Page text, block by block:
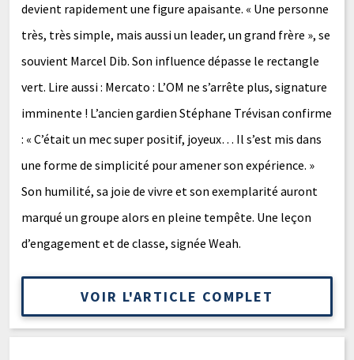
devient rapidement une figure apaisante. « Une personne
très, très simple, mais aussi un leader, un grand frère », se
souvient Marcel Dib. Son influence dépasse le rectangle
vert. Lire aussi : Mercato : L’OM ne s’arrête plus, signature
imminente ! L’ancien gardien Stéphane Trévisan confirme
: « C’était un mec super positif, joyeux… Il s’est mis dans
une forme de simplicité pour amener son expérience. »
Son humilité, sa joie de vivre et son exemplarité auront
marqué un groupe alors en pleine tempête. Une leçon
d’engagement et de classe, signée Weah.
VOIR L'ARTICLE COMPLET